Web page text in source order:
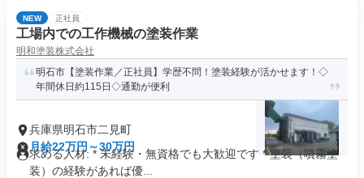
NEW 正社員
工場内での工作機械の塗装作業
明和塗装株式会社
明石市【塗装作業／正社員】学歴不問！塗装経験が活かせます！◇
年間休日約115日◇通勤が便利
兵庫県明石市二見町
月給22万円～30万円
求める人材: * 未経験・無資格でも大歓迎です * 塗装（噴霧塗
装）の経験があれば優...